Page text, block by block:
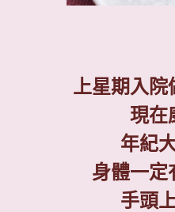
上星期入院
現在
年紀
身體一定
手頭